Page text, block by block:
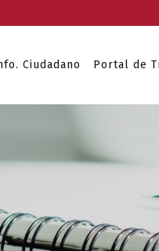
Ciudadano Portal de